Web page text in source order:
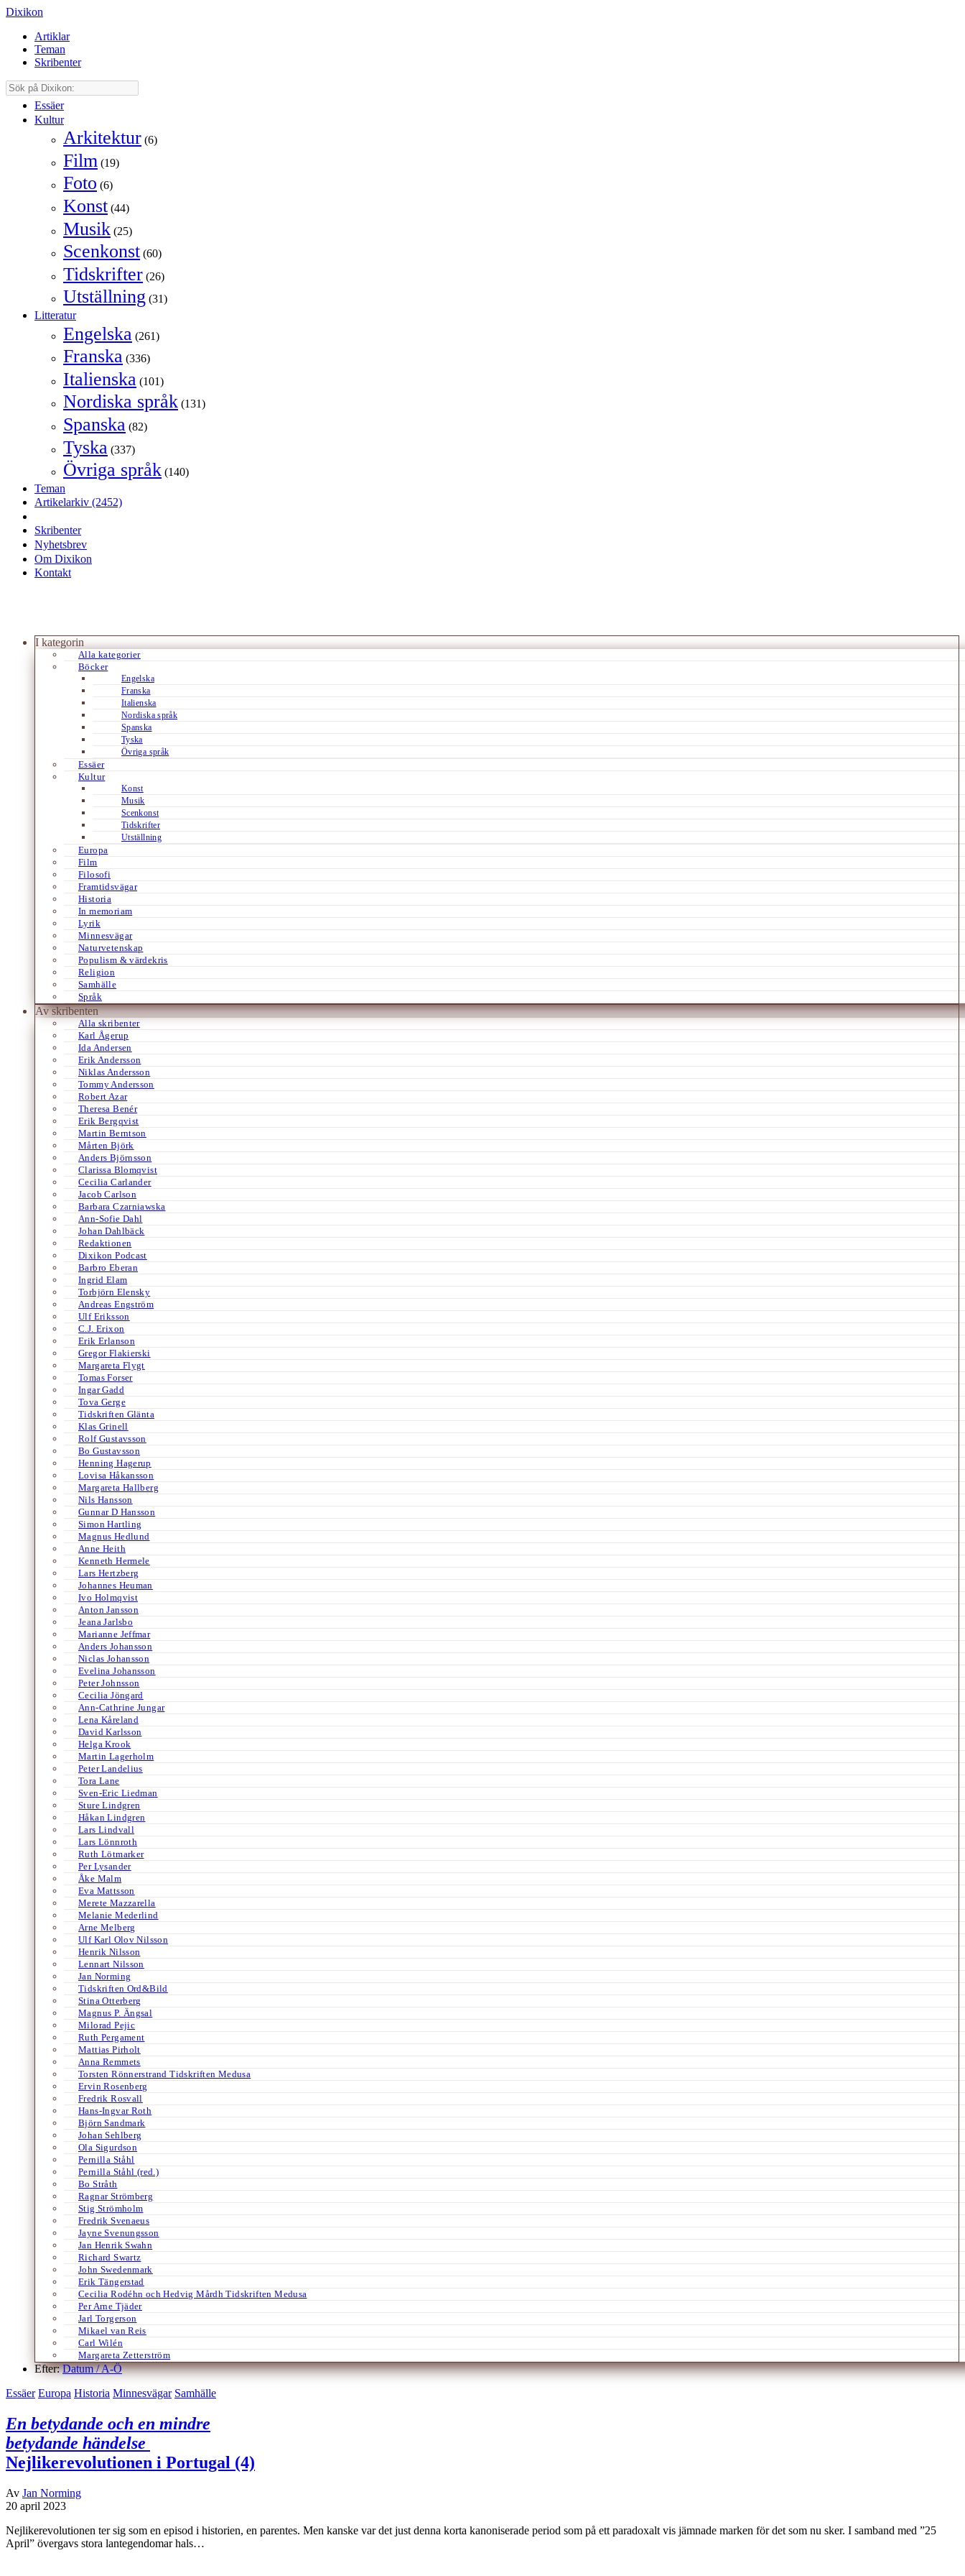
Dixikon
Artiklar
Teman
Skribenter
Essäer
Kultur
Arkitektur (6)
Film (19)
Foto (6)
Konst (44)
Musik (25)
Scenkonst (60)
Tidskrifter (26)
Utställning (31)
Litteratur
Engelska (261)
Franska (336)
Italienska (101)
Nordiska språk (131)
Spanska (82)
Tyska (337)
Övriga språk (140)
Teman
Artikelarkiv (2452)
Skribenter
Nyhetsbrev
Om Dixikon
Kontakt
I kategorin
Alla kategorier
Böcker
Engelska
Franska
Italienska
Nordiska språk
Spanska
Tyska
Övriga språk
Essäer
Kultur
Konst
Musik
Scenkonst
Tidskrifter
Utställning
Europa
Film
Filosofi
Framtidsvägar
Historia
In memoriam
Lyrik
Minnesvägar
Naturvetenskap
Populism & värdekris
Religion
Samhälle
Språk
Av skribenten
Alla skribenter
Karl Ågerup
Ida Andersen
Erik Andersson
Niklas Andersson
Tommy Andersson
Robert Azar
Theresa Benér
Erik Bergqvist
Martin Berntson
Mårten Björk
Anders Björnsson
Clarissa Blomqvist
Cecilia Carlander
Jacob Carlson
Barbara Czarniawska
Ann-Sofie Dahl
Johan Dahlbäck
Redaktionen
Dixikon Podcast
Barbro Eberan
Ingrid Elam
Torbjörn Elensky
Andreas Engström
Ulf Eriksson
C.J. Erixon
Erik Erlanson
Gregor Flakierski
Margareta Flygt
Tomas Forser
Ingar Gadd
Tova Gerge
Tidskriften Glänta
Klas Grinell
Rolf Gustavsson
Bo Gustavsson
Henning Hagerup
Lovisa Håkansson
Margareta Hallberg
Nils Hansson
Gunnar D Hansson
Simon Hartling
Magnus Hedlund
Anne Heith
Kenneth Hermele
Lars Hertzberg
Johannes Heuman
Ivo Holmqvist
Anton Jansson
Jeana Jarlsbo
Marianne Jeffmar
Anders Johansson
Niclas Johansson
Evelina Johansson
Peter Johnsson
Cecilia Jöngard
Ann-Cathrine Jungar
Lena Kåreland
David Karlsson
Helga Krook
Martin Lagerholm
Peter Landelius
Tora Lane
Sven-Eric Liedman
Sture Lindgren
Håkan Lindgren
Lars Lindvall
Lars Lönnroth
Ruth Lötmarker
Per Lysander
Åke Malm
Eva Mattsson
Merete Mazzarella
Melanie Mederlind
Arne Melberg
Ulf Karl Olov Nilsson
Henrik Nilsson
Lennart Nilsson
Jan Norming
Tidskriften Ord&Bild
Stina Otterberg
Magnus P. Ängsal
Milorad Pejic
Ruth Pergament
Mattias Pirholt
Anna Remmets
Torsten Rönnerstrand Tidskriften Medusa
Ervin Rosenberg
Fredrik Rosvall
Hans-Ingvar Roth
Björn Sandmark
Johan Sehlberg
Ola Sigurdson
Pernilla Ståhl
Pernilla Ståhl (red.)
Bo Stråth
Ragnar Strömberg
Stig Strömholm
Fredrik Svenaeus
Jayne Svenungsson
Jan Henrik Swahn
Richard Swartz
John Swedenmark
Erik Tängerstad
Cecilia Rodéhn och Hedvig Mårdh Tidskriften Medusa
Per Arne Tjäder
Jarl Torgerson
Mikael van Reis
Carl Wilén
Margareta Zetterström
Efter:Datum /A-Ö
Essäer Europa Historia Minnesvägar Samhälle
En betydande och en mindre
betydande händelse
Nejlikerevolutionen i Portugal (4)
Av Jan Norming
20 april 2023
Nejlikerevolutionen ter sig som en episod i historien, en parentes. Men kanske var det just denna korta kanoniserade period som på ett paradoxalt vis jämnade marken för det som nu sker. I samband med ”25
April” övergavs stora lantegendomar hals…